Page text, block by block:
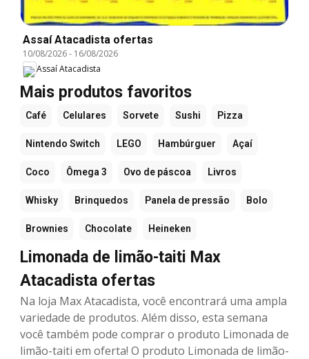
Assaí Atacadista ofertas
10/08/2026- 16/08/2026
Assaí Atacadista
Mais produtos favoritos
Café Celulares Sorvete Sushi Pizza
Nintendo Switch LEGO Hambúrguer Açaí
Coco Ômega 3 Ovo de páscoa Livros
Whisky Brinquedos Panela de pressão Bolo
Brownies Chocolate Heineken
Limonada de limão-taiti Max
Atacadista ofertas
Na loja Max Atacadista, você encontrará uma ampla
variedade de produtos. Além disso, esta semana
você também pode comprar o produto Limonada de
limão-taiti em oferta! O produto Limonada de limão-